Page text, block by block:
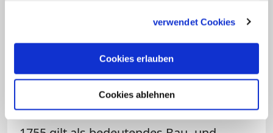
verwendet Cookies
Cookies erlauben
Cookies ablehnen
weithin bekannt. Der Ort gehört zu den
meistbesuchten Wallfahrtsstätten
Süddeutschlands. Jedes Jahr werden –
wenn nicht gerade Corona-Krise herrscht
– Hunderttausende Gläubige gezählt. Die
Wallfahrtskirche Mariä Schmerzen von